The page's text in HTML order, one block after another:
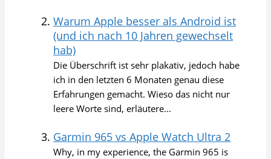
Warum Apple besser als Android ist
(und ich nach 10 Jahren gewechselt
hab)
Die Überschrift ist sehr plakativ, jedoch habe
ich in den letzten 6 Monaten genau diese
Erfahrungen gemacht. Wieso das nicht nur
leere Worte sind, erläutere...
Garmin 965 vs Apple Watch Ultra 2
Why, in my experience, the Garmin 965 is